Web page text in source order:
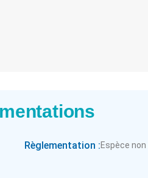
Règlementation :Espèce